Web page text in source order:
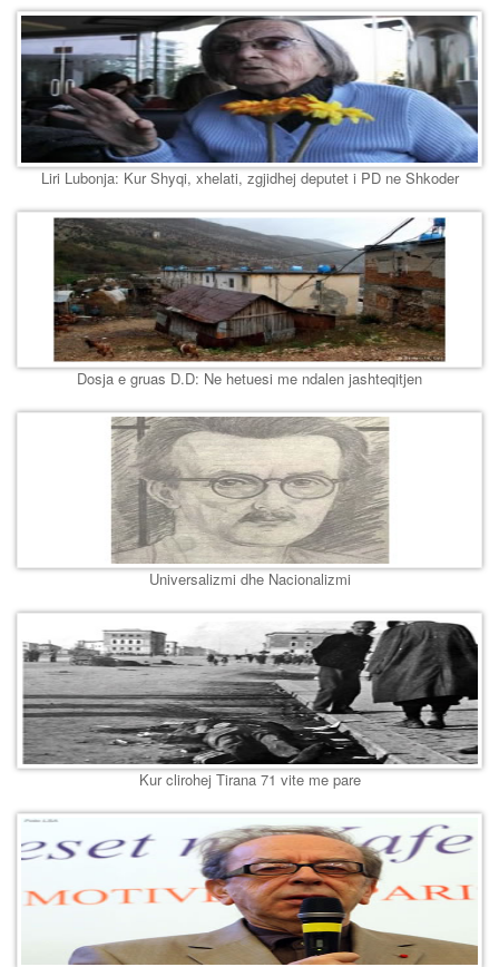
Liri Lubonja: Kur Shyqi, xhelati, zgjidhej deputet i PD ne Shkoder
Dosja e gruas D.D: Ne hetuesi me ndalen jashteqitjen
Universalizmi dhe Nacionalizmi
Kur clirohej Tirana 71 vite me pare